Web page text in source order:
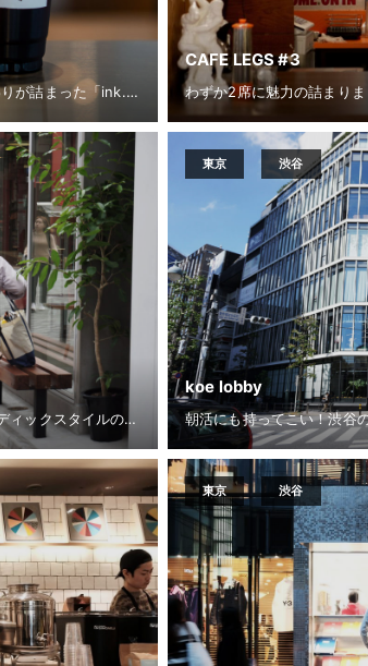
可愛いだけじゃ物足りない！アイデアとこだわりが詰まった「ink. by CANVAS TOKYO」
CAFE LEGS #3
わずか2席に魅力の詰まり
国内2店舗目は浅草！甘みと酸味を味わうノルディックスタイルの浅煎りコーヒーを
東京 渋谷
koe lobby
東京 渋谷